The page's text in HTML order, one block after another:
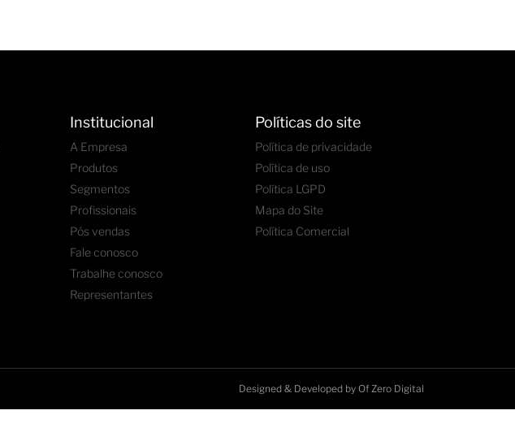
Institucional
A Empresa
Produtos
Segmentos
Profissionais
Pós vendas
Fale conosco
Trabalhe conosco
Representantes
Políticas do site
Política de privacidade
Política de uso
Política LGPD
Mapa do Site
Política Comercial
Designed & Developed by Of Zero Digital